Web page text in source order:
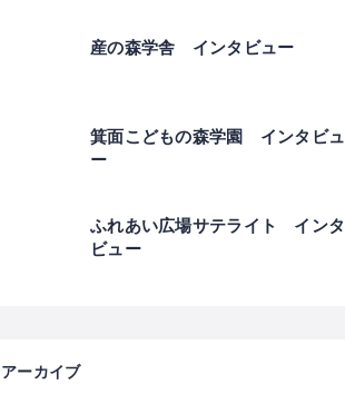
産の森学舎 インタビュー
箕面こどもの森学園 インタビュ
ー
ふれあい広場サテライト インタ
ビュー
アーカイブ